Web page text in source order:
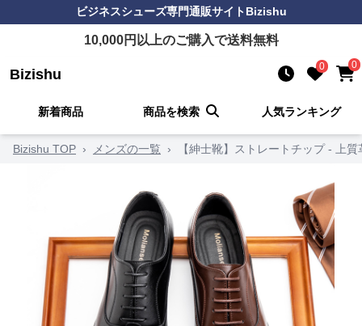
ビジネスシューズ専門通販サイトBizishu
10,000円以上のご購入で送料無料
Bizishu 0 0
新着商品 商品を検索 人気ランキング
Bizishu TOP › メンズの一覧 › 【紳士靴】ストレートチップ - 上質